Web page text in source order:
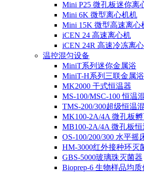
Mini P25 微孔板迷你离
Mini 6K 微型离心机机
Mini 15K 微型高速离心
iCEN 24 高速离心机
iCEN 24R 高速冷冻离
温控混匀设备
MiniT系列迷你金属浴
MiniT-H系列三联金属浴
MK2000 干式恒温器
MS-100/MSC-100 恒温
TMS-200/300超级恒温
MK100-2A/4A 微孔板
MB100-2A/4A 微孔板
OS-100/200/300 水平摇
HM-3000红外接种环灭
GBS-5000玻璃珠灭菌器
Bioprep-6 生物样品均质